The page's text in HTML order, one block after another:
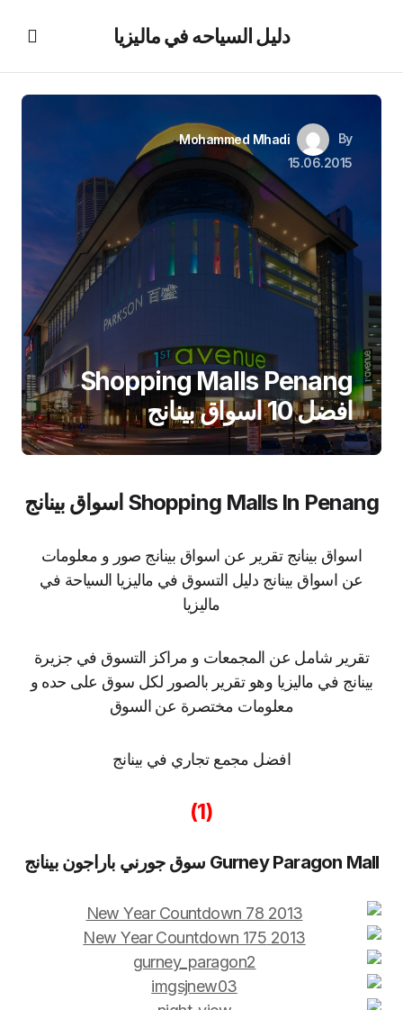
دليل السياحه في ماليزيا
By
Mohammed Mhadi
15.06.2015
Shopping Malls Penang
افضل 10 اسواق بينانج
Shopping Malls In Penang اسواق بينانج
اسواق بينانج تقرير عن اسواق بينانج صور و معلومات
عن اسواق بينانج دليل التسوق في ماليزيا السياحة في
ماليزيا
تقرير شامل عن المجمعات و مراكز التسوق في جزيرة
بينانج في ماليزيا وهو تقرير بالصور لكل سوق على حده و
معلومات مختصرة عن السوق
افضل مجمع تجاري في بينانج
(1)
Gurney Paragon Mall سوق جورني باراجون بينانج